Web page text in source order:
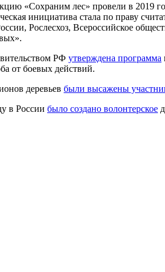
«Сохраним лес» провели в 2019
инициатива стала по праву
Рослесхоз, Всероссийское
РФ утверждена программа
от боевых действий.
деревьев были высажены
в России было создано волонтерское